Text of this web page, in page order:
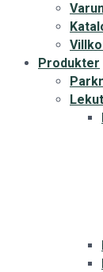
Produkter